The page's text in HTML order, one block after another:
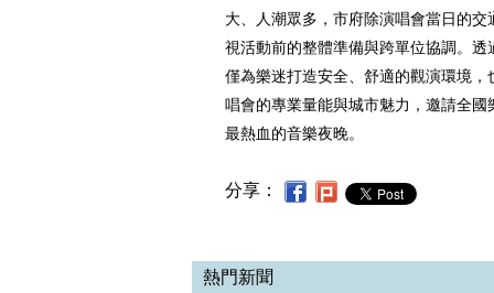
大、人潮眾多，市府除演唱會當日的
視活動前的整體準備與跨單位協調。
僅為樂迷打造安全、舒適的觀演環境
唱會的專業量能與城市魅力，邀請全
最熱血的音樂夜晚。
分享：
熱門新聞